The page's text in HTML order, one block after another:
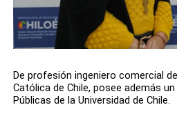
De profesión ingeniero comercial
Católica de Chile, posee además
Públicas de la Universidad de Chile.